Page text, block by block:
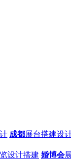
成都展台搭建设
设计搭建 婚博会